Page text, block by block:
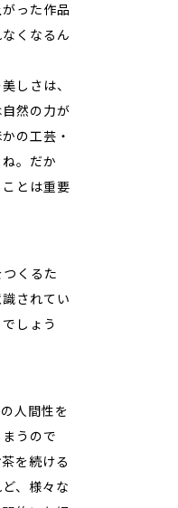
った作品
くなるん
しさは、
然の力が
の工芸・
。だか
とは重要
つくるた
されてい
しょう
人間性を
うので
を続ける
、様々な